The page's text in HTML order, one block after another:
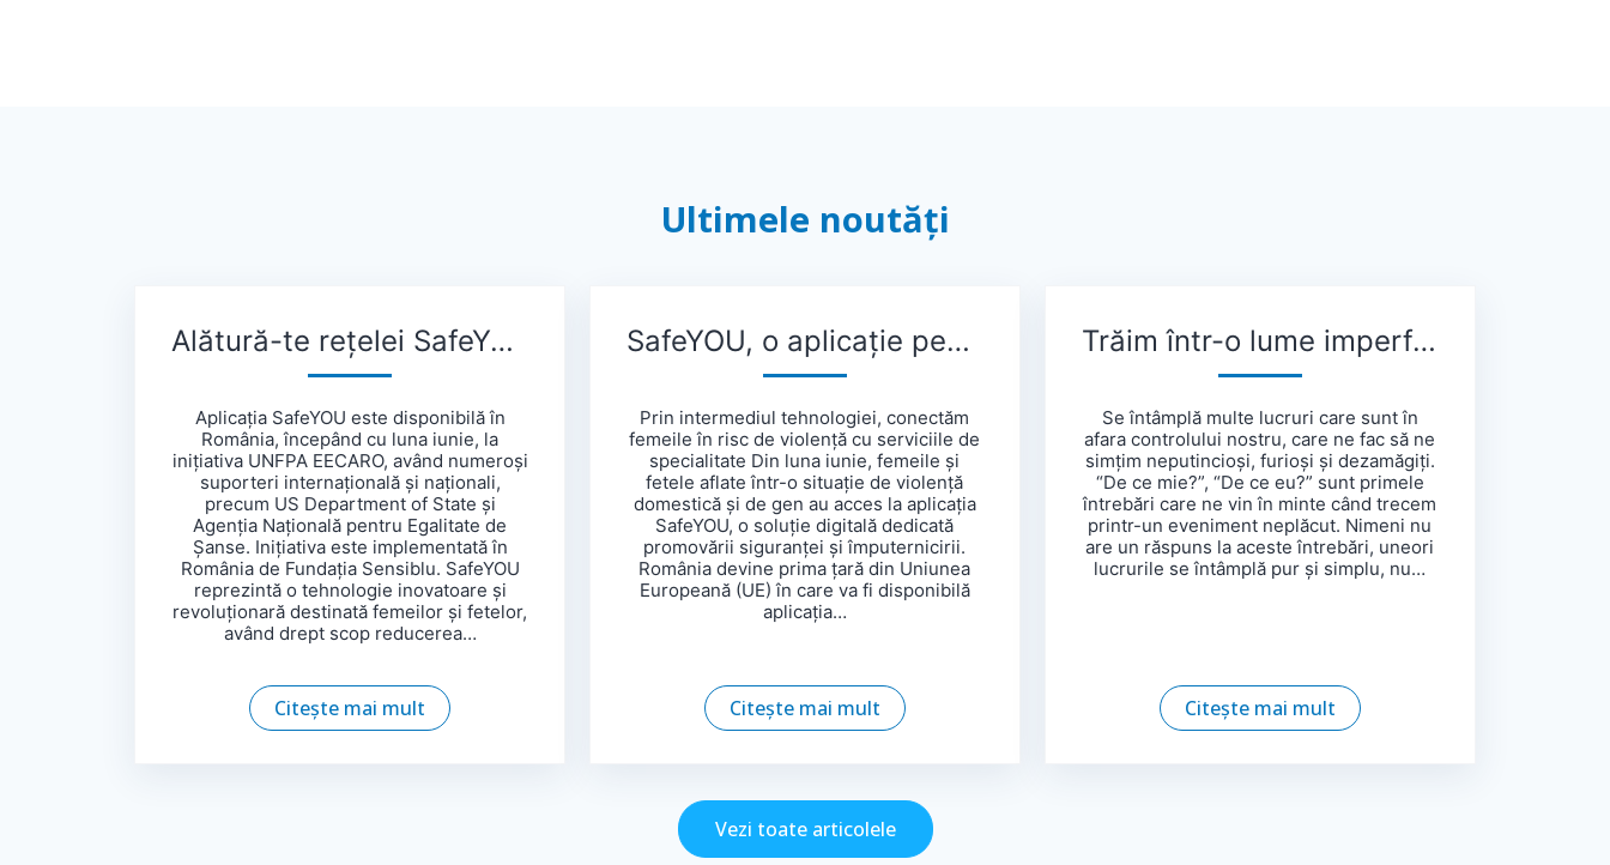
Ultimele noutăți
Alătură-te rețelei SafeYOU!
Aplicația SafeYOU este disponibilă în
România, începând cu luna iunie, la
inițiativa UNFPA EECARO, având numeroși
suporteri internațională și naționali,
precum US Department of State și
Agenția Națională pentru Egalitate de
Șanse. Inițiativa este implementată în
România de Fundația Sensiblu. SafeYOU
reprezintă o tehnologie inovatoare și
revoluționară destinată femeilor și fetelor,
având drept scop reducerea…
Citește mai mult
SafeYOU, o aplicație pentru femeile și fetele victime ale violenței
Prin intermediul tehnologiei, conectăm
femeile în risc de violență cu serviciile de
specialitate Din luna iunie, femeile și
fetele aflate într-o situație de violență
domestică și de gen au acces la aplicația
SafeYOU, o soluție digitală dedicată
promovării siguranței și împuternicirii.
România devine prima țară din Uniunea
Europeană (UE) în care va fi disponibilă
aplicația…
Citește mai mult
Trăim într-o lume imperfectă și, uneori, viață e nedreaptă
Se întâmplă multe lucruri care sunt în
afara controlului nostru, care ne fac să ne
simțim neputincioși, furioși și dezamăgiți.
“De ce mie?”, “De ce eu?” sunt primele
întrebări care ne vin în minte când trecem
printr-un eveniment neplăcut. Nimeni nu
are un răspuns la aceste întrebări, uneori
lucrurile se întâmplă pur și simplu, nu…
Citește mai mult
Vezi toate articolele